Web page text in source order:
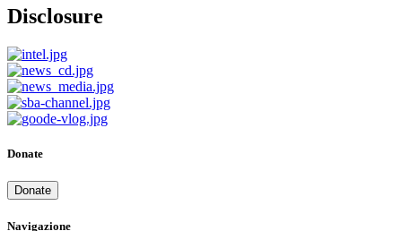
Disclosure
Donate
Donate
Navigazione